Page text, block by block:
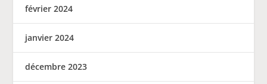
février 2024
janvier 2024
décembre 2023